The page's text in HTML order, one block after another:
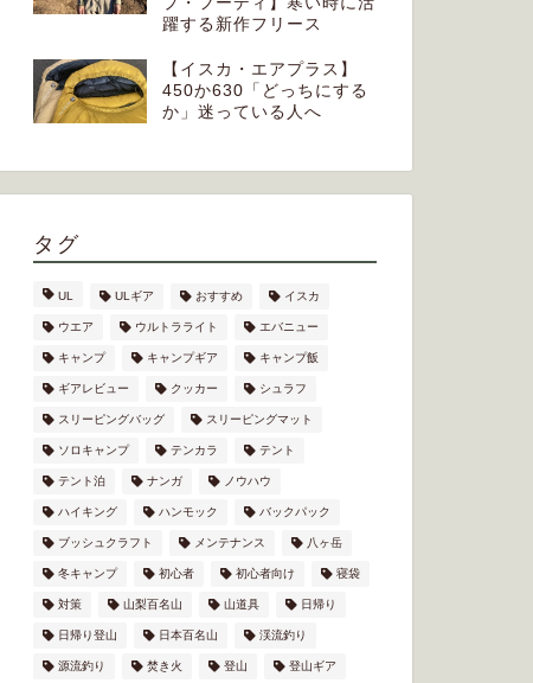
躍する新作フリース
【イスカ・エアプラス】
450か630「どっちにする
か」迷っている人へ
タグ
UL ULギア おすすめ イスカ
ウエア ウルトラライト エバニュー
キャンプ キャンプギア キャンプ飯
ギアレビュー クッカー シュラフ
スリーピングバッグ スリーピングマット
ソロキャンプ テンカラ テント
テント泊 ナンガ ノウハウ
ハイキング ハンモック バックパック
ブッシュクラフト メンテナンス 八ヶ岳
冬キャンプ 初心者 初心者向け 寝袋
対策 山梨百名山 山道具 日帰り
日帰り登山 日本百名山 渓流釣り
源流釣り 焚き火 登山 登山ギア